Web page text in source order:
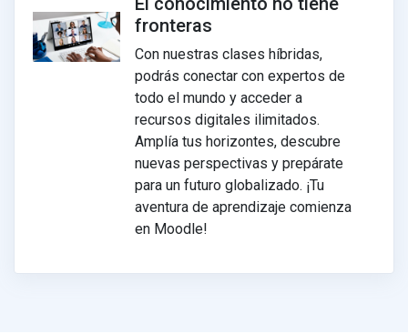
fronteras
Con nuestras clases híbridas,
podrás conectar con expertos de
todo el mundo y acceder a
recursos digitales ilimitados.
Amplía tus horizontes, descubre
nuevas perspectivas y prepárate
para un futuro globalizado. ¡Tu
aventura de aprendizaje comienza
en Moodle!